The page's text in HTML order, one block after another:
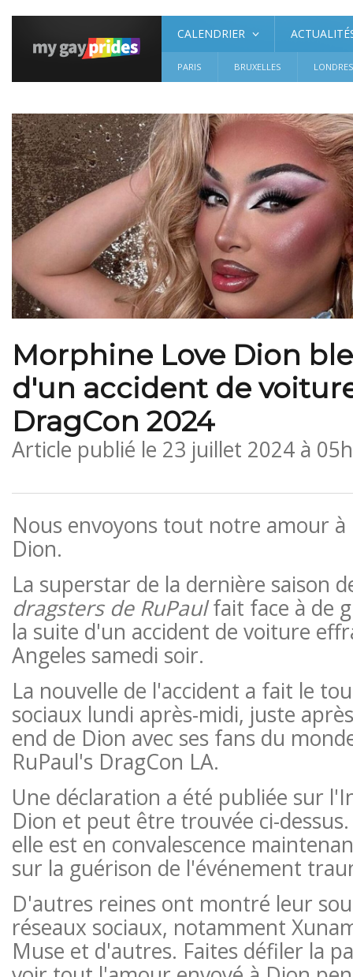
CALENDRIER
PARIS BRUXELLES LONDRES
Morphine Love Dion
d'un accident de
DragCon 2024
Article publié le 23 juillet 2024 à
Nous envoyons tout notre amour
Dion.
La superstar de la dernière saison
dragsters de RuPaulfait face à de
la suite d'un accident de voiture
Angeles samedi soir.
La nouvelle de l'accident a fait le
sociaux lundi après-midi, juste
end de Dion avec ses fans du
RuPaul's DragCon LA.
Une déclaration a été publiée sur
Dion et peut être trouvée ci-
elle est en convalescence
sur la guérison de l'événement
D'autres reines ont montré leur
réseaux sociaux, notamment
Muse et d'autres. Faites défiler la